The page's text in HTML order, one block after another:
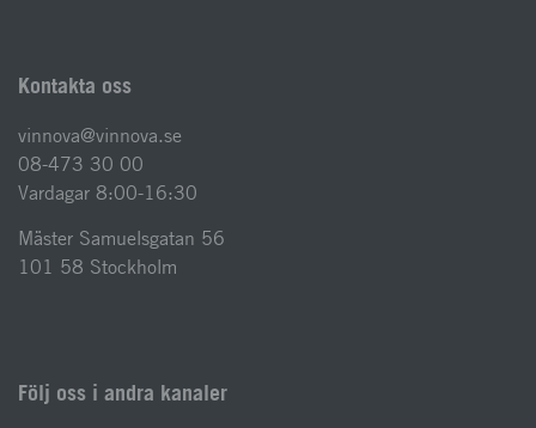
Kontakta oss
vinnova@vinnova.se
08-473 30 00
Vardagar 8:00-16:30
Mäster Samuelsgatan 56
101 58 Stockholm
Följ oss i andra kanaler